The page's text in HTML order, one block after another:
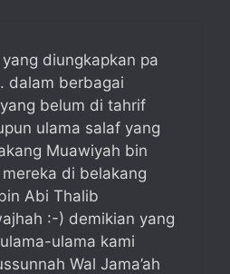
diungkapkan pa
dalam berbagai
belum di tahrif
ulama salaf yang
Muawiyah bin
di belakang
Abi Thalib
:-) demikian yang
ulama kami
Wal Jama’ah